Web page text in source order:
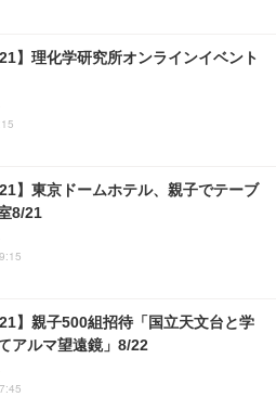
】理化学研究所オンラインイベント
】東京ドームホテル、親子でテーブ
8/21
】親子500組招待「国立天文台と学
アルマ望遠鏡」8/22